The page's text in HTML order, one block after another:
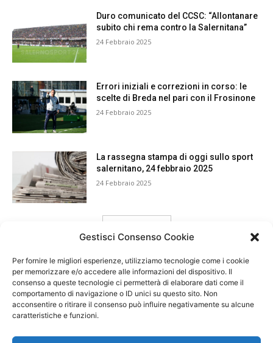
Gestisci Consenso Cookie
Per fornire le migliori esperienze, utilizziamo tecnologie come i cookie
per memorizzare e/o accedere alle informazioni del dispositivo. Il
consenso a queste tecnologie ci permetterà di elaborare dati come il
comportamento di navigazione o ID unici su questo sito. Non
acconsentire o ritirare il consenso può influire negativamente su alcune
caratteristiche e funzioni.
Duro comunicato del CCSC: “Allontanare
subito chi rema contro la Salernitana”
24 Febbraio 2025
Errori iniziali e correzioni in corso: le
scelte di Breda nel pari con il Frosinone
24 Febbraio 2025
La rassegna stampa di oggi sullo sport
salernitano, 24 febbraio 2025
24 Febbraio 2025